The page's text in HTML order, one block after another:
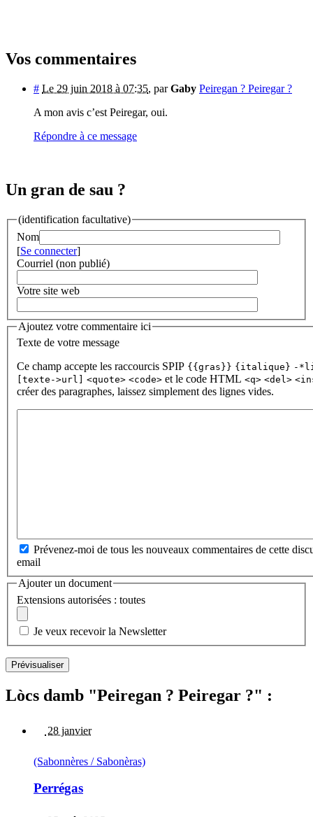
Vos commentaires
# Le 29 juin 2018 à 07:35, parGaby Peiregan ? Peiregar ?
A mon avis c’est Peiregar, oui.
Répondre à ce message
Un gran de sau ?
(identification facultative)
Nom
[Se connecter]
Courriel (non publié)
Votre site web
Ajoutez votre commentaire ici
Texte de votre message
Ce champ accepte les raccourcis SPIP {{gras}} {italique} -
[texte->url]
<quote> <code> et le code HTML <q> <del>
créer des paragraphes, laissez simplement des lignes vides.
Prévenez-moi de tous les nouveaux commentaires de cette
email
Ajouter un document
Extensions autorisées : toutes
Je veux recevoir la Newsletter
Lòcs damb "Peiregan ? Peiregar ?" :
28 janvier
(Sabonnères / Sabonèras)
Perrégas